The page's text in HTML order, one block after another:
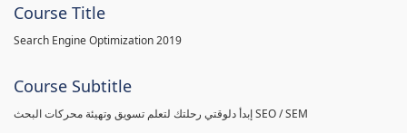
Course Title
Search Engine Optimization 2019
Course Subtitle
إبدأ دلوقتي رحلتك لتعلم تسويق وتهيئة محركات البحث SEO / SEM